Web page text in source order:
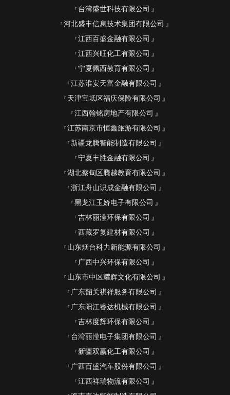
台湾盛世科技有限公司
河北盛丰信息技术集团有限公司
江西百盛金融有限公司
江西兴旺化工有限公司
宁夏佩西教育有限公司
江苏淮安天富金融有限公司
天津宝坻区福庆保险有限公司
江西翰铭房地产有限公司
江苏南京市恒鑫旅游有限公司
新疆龙腾智能制造有限公司
宁夏丰胜金融有限公司
湖北蔡甸区腾越教育有限公司
浙江舟山识成金融有限公司
黑龙江玉娇电子有限公司
吉林丽滢环保有限公司
西藏罗复建材有限公司
山东烟台科力新能源有限公司
广西中兴环保有限公司
山东市中区耀辉文化有限公司
广东韶关祺祥服务有限公司
广东阳江睿达机械有限公司
吉林度辉环保有限公司
台湾丽滢电子集团有限公司
新疆双赢化工有限公司
广西百盛汽车股份有限公司
江西祥瑞物流有限公司